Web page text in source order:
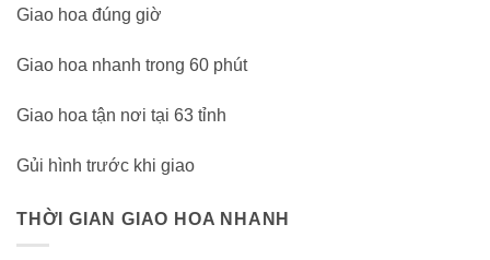
Giao hoa đúng giờ
Giao hoa nhanh trong 60 phút
Giao hoa tận nơi tại 63 tỉnh
Gủi hình trước khi giao
THỜI GIAN GIAO HOA NHANH